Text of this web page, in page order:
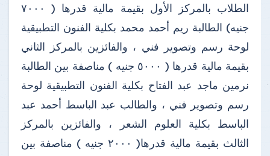
الطلاب بالمركز الأول بقيمة مالية قدرها ( ٧٠٠٠
جنيه) الطالبة ريم أحمد محمد بكلية الفنون التطبيقية
لوحة رسم وتصوير فني ، والفائزين بالمركز الثاني
بقيمة مالية قدرها ( ٥٠٠٠ جنيه ) مناصفة بين الطالبة
نرمين ماجد عبد الفتاح بكلية الفنون التطبيقية لوحة
رسم وتصوير فني ، والطالب عبد الباسط أحمد عبد
الباسط بكلية العلوم الشعر ، والفائزين بالمركز
الثالث بقيمة مالية قدرها( ٢٠٠٠ جنيه ) مناصفة بين